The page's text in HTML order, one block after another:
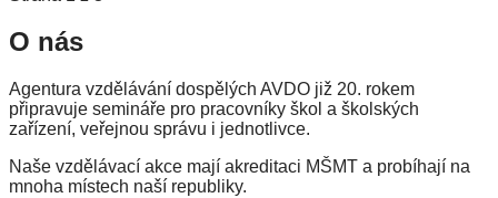
O nás
Agentura vzdělávání dospělých AVDO již 20. rokem
připravuje semináře pro pracovníky škol a školských
zařízení, veřejnou správu i jednotlivce.
Naše vzdělávací akce mají akreditaci MŠMT a probíhají na
mnoha místech naší republiky.